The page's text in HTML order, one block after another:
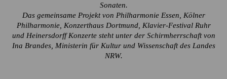
Sonaten.
Das gemeinsame Projekt von Philharmonie Essen, Kölner
Philharmonie, Konzerthaus Dortmund, Klavier-Festival Ruhr
und Heinersdorff Konzerte steht unter der Schirmherrschaft von
Ina Brandes, Ministerin für Kultur und Wissenschaft des Landes
NRW.